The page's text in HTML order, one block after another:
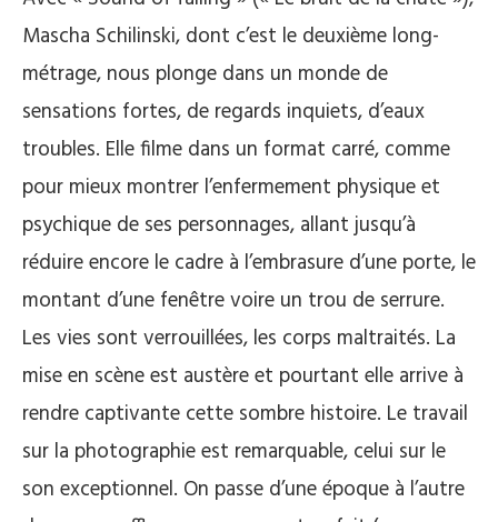
Mascha Schilinski, dont c’est le deuxième long-
métrage, nous plonge dans un monde de
sensations fortes, de regards inquiets, d’eaux
troubles. Elle filme dans un format carré, comme
pour mieux montrer l’enfermement physique et
psychique de ses personnages, allant jusqu’à
réduire encore le cadre à l’embrasure d’une porte, le
montant d’une fenêtre voire un trou de serrure.
Les vies sont verrouillées, les corps maltraités. La
mise en scène est austère et pourtant elle arrive à
rendre captivante cette sombre histoire. Le travail
sur la photographie est remarquable, celui sur le
son exceptionnel. On passe d’une époque à l’autre